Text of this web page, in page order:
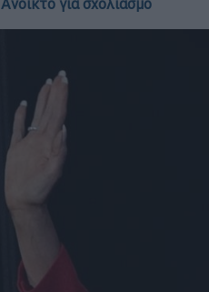
Ανοικτό για σχολιασμό